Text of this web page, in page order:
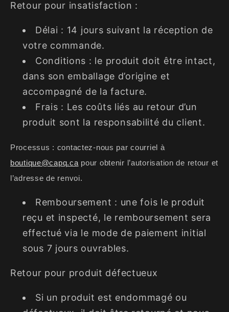
Retour pour insatisfaction :
Délai : 14 jours suivant la réception de
votre commande.
Conditions : le produit doit être intact,
dans son emballage d’origine et
accompagné de la facture.
Frais : Les coûts liés au retour d’un
produit sont la responsabilité du client.
Processus : contactez-nous par courriel à
boutique@capq.capour obtenir l’autorisation de retour et
l’adresse de renvoi.
Remboursement : une fois le produit
reçu et inspecté, le remboursement sera
effectué via le mode de paiement initial
sous 7 jours ouvrables.
Retour pour produit défectueux
Si un produit est endommagé ou